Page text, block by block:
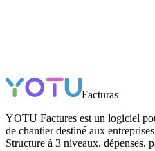
Facturas
YOTU Factures est un logiciel
de chantier destiné aux
Structure à 3 niveaux, dépenses,